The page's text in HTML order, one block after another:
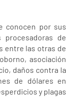
conocen por sus
procesadoras de
entre las otras de
asociación
daños contra la
de dólares en
y plagas